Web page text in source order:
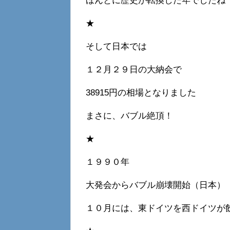
★
そして日本では
１２月２９日の大納会で
38915円の相場となりました
まさに、バブル絶頂！
★
１９９０年
大発会からバブル崩壊開始（日本）
１０月には、東ドイツを西ドイツが